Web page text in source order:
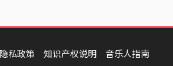
隐私政策 知识产权说明
音乐人指南